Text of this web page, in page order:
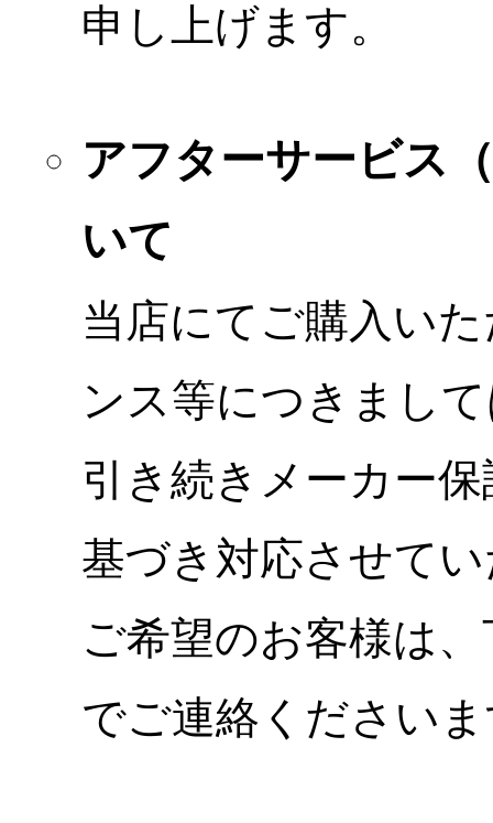
申し上げます。
アフターサービス
いて
当店にてご購入い
ンス等につきまし
引き続きメーカー
基づき対応させて
ご希望のお客様は
でご連絡ください